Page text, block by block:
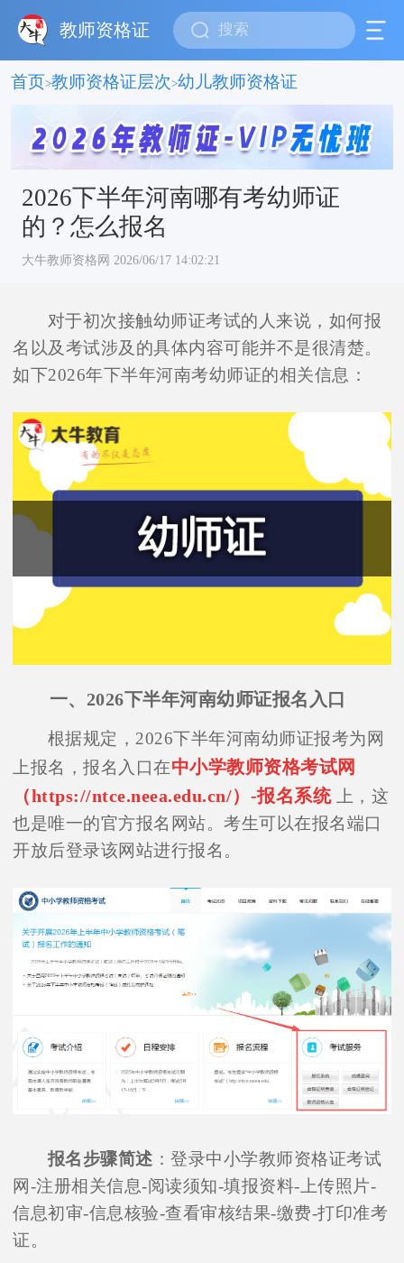
教师资格证
首页>教师资格证层次>幼儿教师资格证
2026下半年河南哪有考幼师证
的？怎么报名
大牛教师资格网 2026/06/17 14:02:21
对于初次接触幼师证考试的人来说，如何报
名以及考试涉及的具体内容可能并不是很清楚。
如下2026年下半年河南考幼师证的相关信息：
一、2026下半年河南幼师证报名入口
根据规定，2026下半年河南幼师证报考为网
上报名，报名入口在中小学教师资格考试网
（https://ntce.neea.edu.cn/）-报名系统上，这
也是唯一的官方报名网站。考生可以在报名端口
开放后登录该网站进行报名。
报名步骤简述 ：登录中小学教师资格证考试
网-注册相关信息-阅读须知-填报资料-上传照片-
信息初审-信息核验-查看审核结果-缴费-打印准考
证。